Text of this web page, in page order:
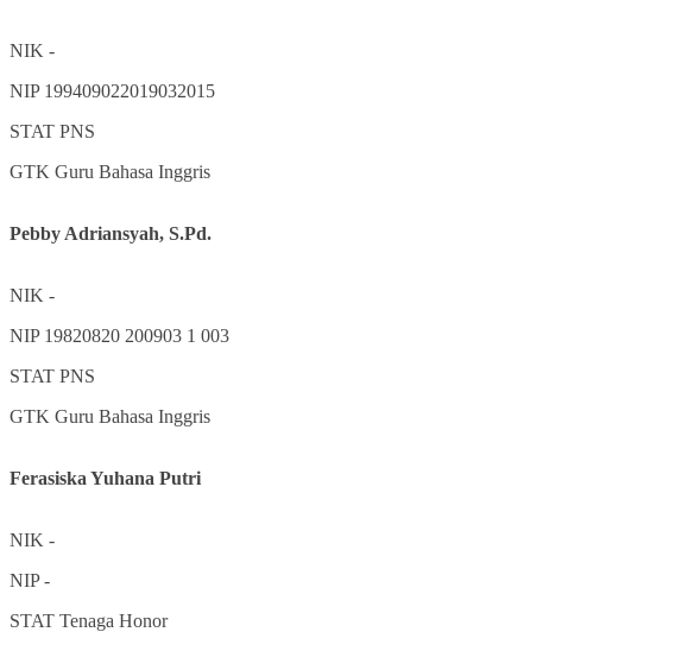
NIK -
NIP 199409022019032015
STAT PNS
GTK Guru Bahasa Inggris
Pebby Adriansyah, S.Pd.
NIK -
NIP 19820820 200903 1 003
STAT PNS
GTK Guru Bahasa Inggris
Ferasiska Yuhana Putri
NIK -
NIP-
STAT Tenaga Honor